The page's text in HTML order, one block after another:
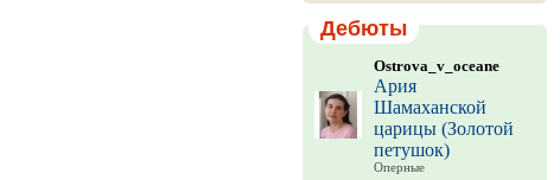
Дебюты
Ostrova_v_oceane
Ария
Шамаханской
царицы (Золотой
петушок)
Оперные